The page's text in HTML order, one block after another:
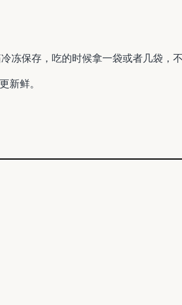
冻保存，吃的时候拿一袋或者几袋，不
新鲜。